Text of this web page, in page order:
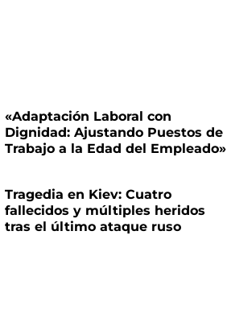
«Adaptación Laboral con
Dignidad: Ajustando Puestos de
Trabajo a la Edad del Empleado»
Tragedia en Kiev: Cuatro
fallecidos y múltiples heridos
tras el último ataque ruso